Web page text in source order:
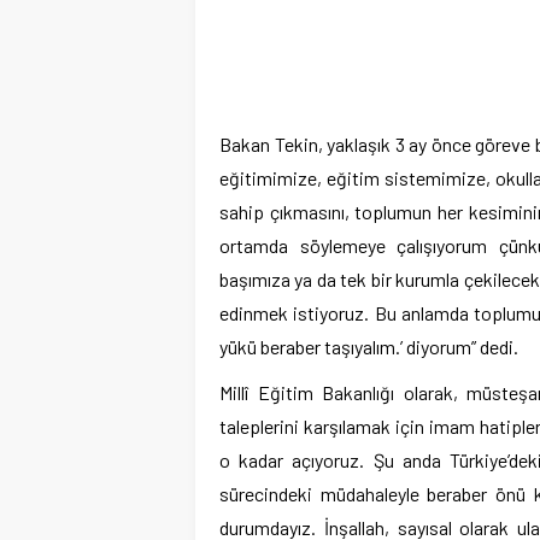
Bakan Tekin, yaklaşık 3 ay önce göreve
eğitimimize, eğitim sistemimize,
sahip çıkmasını, toplumun her
ortamda söylemeye çalışıyorum
başımıza ya da tek bir kurumla
edinmek istiyoruz. Bu anlamda
yükü beraber taşıyalım.’ diyorum” dedi.
Millî Eğitim Bakanlığı olarak,
taleplerini karşılamak için imam
o kadar açıyoruz. Şu anda
sürecindeki müdahaleyle beraber
durumdayız. İnşallah, sayısal olarak